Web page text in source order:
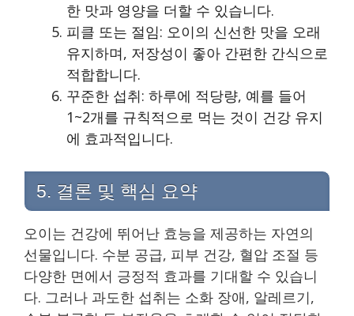
한 맛과 영양을 더할 수 있습니다.
피클 또는 절임: 오이의 신선한 맛을 오래
유지하며, 저장성이 좋아 간편한 간식으로
적합합니다.
꾸준한 섭취: 하루에 적당량, 예를 들어
1~2개를 규칙적으로 먹는 것이 건강 유지
에 효과적입니다.
5. 결론 및 핵심 요약
오이는 건강에 뛰어난 효능을 제공하는 자연의
선물입니다. 수분 공급, 피부 건강, 혈압 조절 등
다양한 면에서 긍정적 효과를 기대할 수 있습니
다. 그러나 과도한 섭취는 소화 장애, 알레르기,